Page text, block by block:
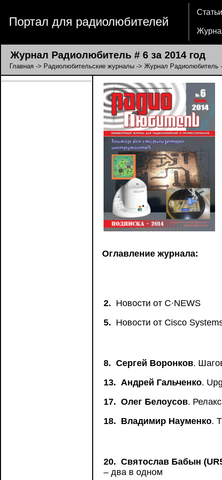
Портал для радиолюбителей
Статьи
Журнал Радиолюбитель # 6 за 2014 год
Главная -> Радиолюбительские журналы -> Журнал Радиолюбитель
Оглавление журнала:
2. Новости от C·NEWS
5. Новости от Сisco
8. Сергей Воронков.
13. Андрей Гальченко.
17. Олег Белоусов.
18. Владимир Науменко.
20. Святослав Бабын
– два в одном